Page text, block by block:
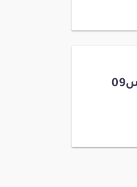
مجلس نواب الشعب أيام الإربعاء 08 والخميس09